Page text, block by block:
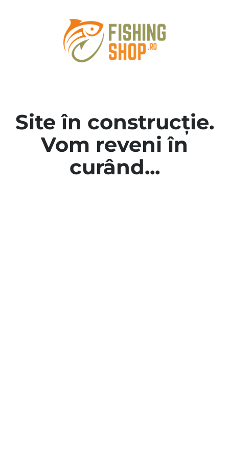
Site în construcție.
Vom reveni în
curând...